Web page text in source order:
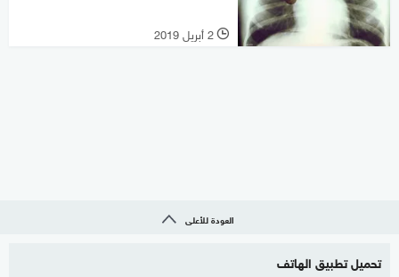
l 2 أبريل 2019
العودة للأعلى
تحميل تطبيق الهاتف